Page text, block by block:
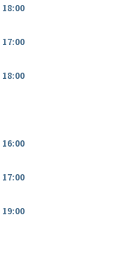
18:00
17:00
18:00
16:00
17:00
19:00